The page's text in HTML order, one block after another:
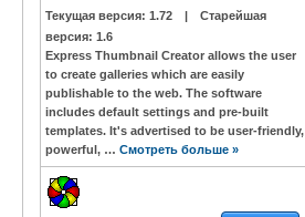
Текущая версия: 1.72 |
Старейшая
версия: 1.6
Express Thumbnail Creator allows the user
to create galleries which are easily
publishable to the web. The software
includes default settings and pre-built
templates. It's advertised to be user-friendly,
powerful, … Смотреть больше »